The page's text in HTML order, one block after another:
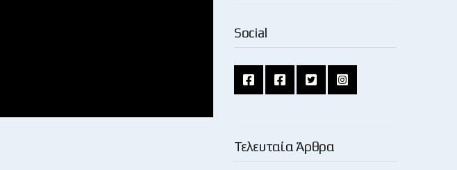
Social
Τελευταία Άρθρα